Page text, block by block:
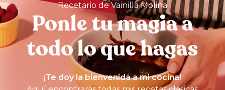
Recetario de Vainilla Molina
Ponle tu magia a
todo lo que hagas
¡Te doy la bienvenida a mi cocina!